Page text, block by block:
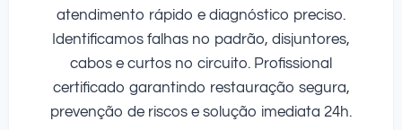
atendimento rápido e diagnóstico preciso.
Identificamos falhas no padrão, disjuntores,
cabos e curtos no circuito. Profissional
certificado garantindo restauração segura,
prevenção de riscos e solução imediata 24h.